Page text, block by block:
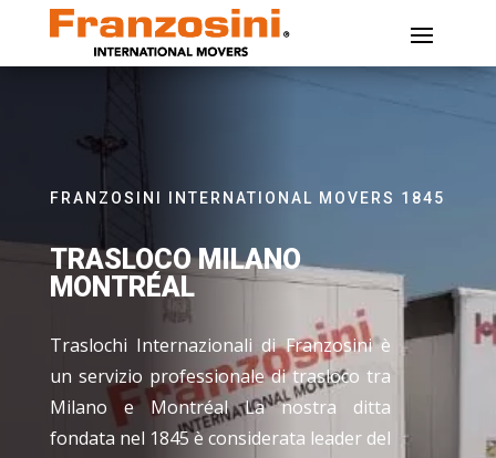
FRANZOSINI INTERNATIONAL MOVERS 1845
TRASLOCO MILANO
MONTRÉAL
Traslochi Internazionali di Franzosini è
un servizio professionale di trasloco tra
Milano e Montréal La nostra ditta
fondata nel 1845 è considerata leader del